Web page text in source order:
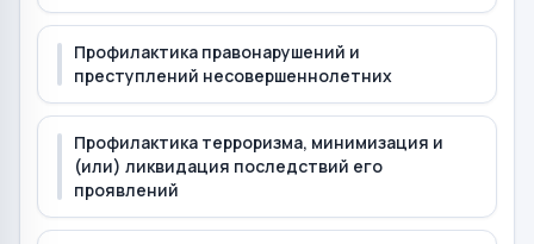
Профилактика правонарушений и
преступлений несовершеннолетних
Профилактика терроризма, минимизация и
(или) ликвидация последствий его
проявлений